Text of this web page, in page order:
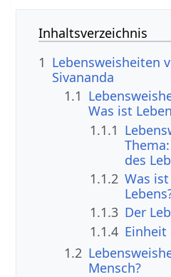
Inhaltsverzeichnis
1 Lebensweisheiten
Sivananda
1.1
Was ist
1.1.1
des
1.1.2 Was
1.1.3 Der
1.1.4 Einheit
1.2
Mensch?